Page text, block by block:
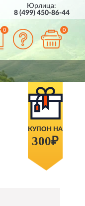
ПО ВСЕЙ РОССИИ
Юрлица:
8 (499) 450-86-44
0 0
КУПОН НА
300₽